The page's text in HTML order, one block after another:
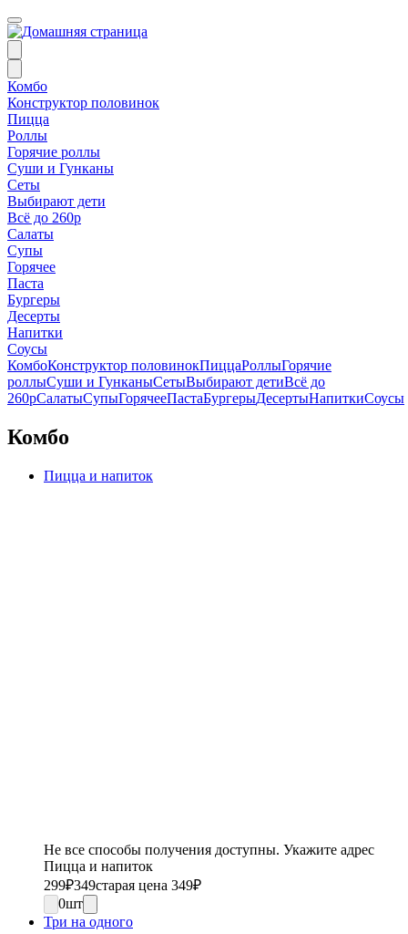
Комбо
Конструктор половинок
Пицца
Роллы
Горячие роллы
Суши и Гунканы
Сеты
Выбирают дети
Всё до 260р
Салаты
Супы
Горячее
Паста
Бургеры
Десерты
Напитки
Соусы
КомбоКонструктор половинокПиццаРоллыГорячие
роллыСуши и ГунканыСетыВыбирают детиВсё до
260рСалатыСупыГорячееПастаБургерыДесертыНапиткиСоусы
Комбо
Пицца и напиток
Не все способы получения доступны. Укажите адрес
Пицца и напиток
299₽349старая цена 349₽
0шт
Три на одного